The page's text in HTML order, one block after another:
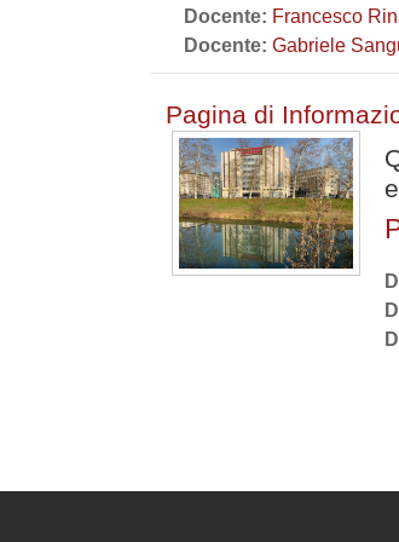
Docente: Francesco
Docente: Gabriele
Pagina di